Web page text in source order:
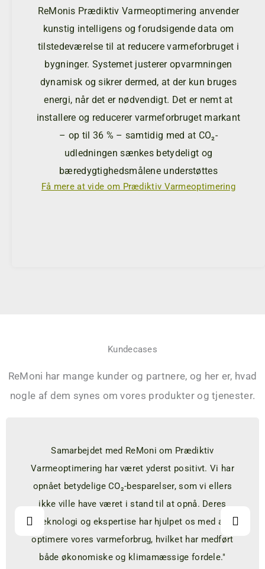
ReMonis Prædiktiv Varmeoptimering anvender
kunstig intelligens og forudsigende data om
tilstedeværelse til at reducere varmeforbruget i
bygninger. Systemet justerer opvarmningen
dynamisk og sikrer dermed, at der kun bruges
energi, når det er nødvendigt. Det er nemt at
installere og reducerer varmeforbruget markant
– op til 36 % – samtidig med at CO₂-
udledningen sænkes betydeligt og
bæredygtighedsmålene understøttes
Få mere at vide om Prædiktiv Varmeoptimering
Kundecases
ReMoni har mange kunder og partnere, og her er, hvad
nogle af dem synes om vores produkter og tjenester.
Samarbejdet med ReMoni om Prædiktiv
Varmeoptimering har været yderst positivt. Vi har
opnået betydelige CO₂-besparelser, som vi ellers
ikke ville have været i stand til at opnå. Deres
teknologi og ekspertise har hjulpet os med at
optimere vores varmeforbrug, hvilket har medført
både økonomiske og klimamæssige fordele."